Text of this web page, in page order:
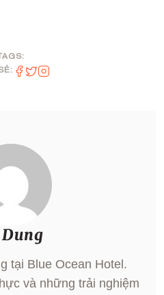
tại Blue Ocean Hotel.
và những trải nghiệm